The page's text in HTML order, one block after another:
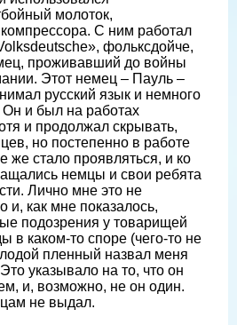
молоток,
С ним работал
фольксдойче,
проживавший до войны
Этот немец – Пауль –
русский язык и немного
Он и был на работах
и продолжал скрывать,
но постепенно в работе
же стало проявляться, и ко
немцы и свои ребята
Лично мне это не
и, как мне показалось,
подозрения у товарищей
в каком-то споре (чего-то не
пленный назвал меня
указывало на то, что он
и, возможно, не он один.
не выдал.